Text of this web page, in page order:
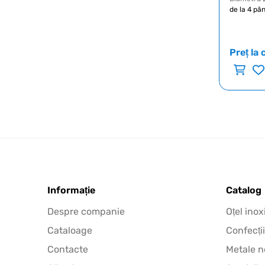
de la 4
Preț la
Informație
Despre companie
Cataloage
Contacte
Catalog
Oțel
Confecții
Metale